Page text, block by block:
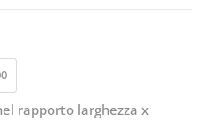
rapporto larghezza x